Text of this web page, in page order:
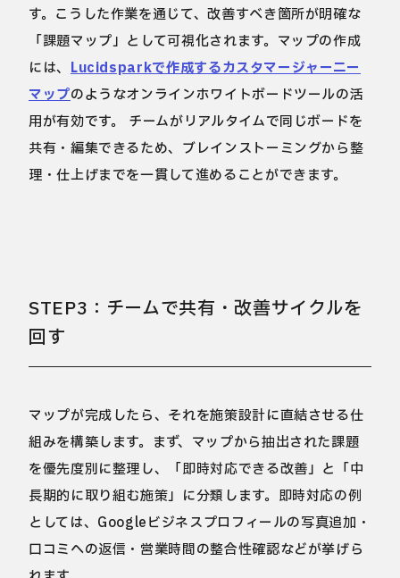
す。こうした作業を通じて、改善すべき箇所が明確な
「課題マップ」として可視化されます。マップの作成
には、 Lucidsparkで作成するカスタマージャーニー
マップのようなオンラインホワイトボードツールの活
用が有効です。 チームがリアルタイムで同じボードを
共有・編集できるため、ブレインストーミングから整
理・仕上げまでを一貫して進めることができます。
STEP3：チームで共有・改善サイクルを
回す
マップが完成したら、それを施策設計に直結させる仕
組みを構築します。まず、マップから抽出された課題
を優先度別に整理し、「即時対応できる改善」と「中
長期的に取り組む施策」に分類します。即時対応の例
としては、Googleビジネスプロフィールの写真追加・
口コミへの返信・営業時間の整合性確認などが挙げら